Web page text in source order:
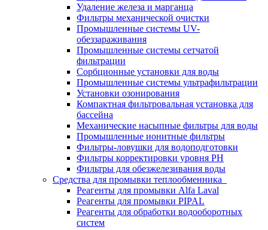
Удаление железа и марганца
Фильтры механической очистки
Промышленные системы UV-
обеззараживания
Промышленные системы сетчатой
фильтрации
Сорбционные установки для воды
Промышленные системы ультрафильтрации
Установки озонирования
Компактная фильтровальная установка для
бассейна
Механические насыпные фильтры для воды
Промышленные ионитные фильтры
Фильтры-ловушки для водоподготовки
Фильтры корректировки уровня PH
Фильтры для обезжелезивания воды
Средства для промывки теплообменника
Реагенты для промывки Alfa Laval
Реагенты для промывки PIPAL
Реагенты для обработки водооборотных
систем